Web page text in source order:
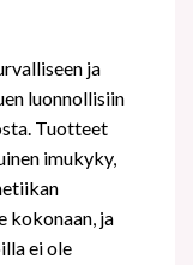
ja
luonnollisiin
Tuotteet
imukyky,
kokonaan, ja
ei ole